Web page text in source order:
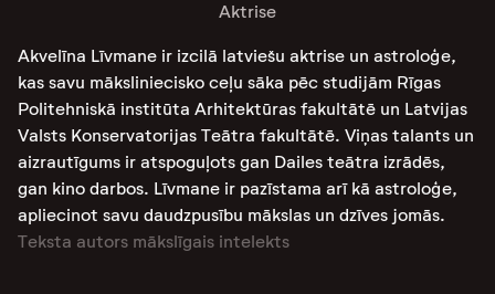
Aktrise
Akvelīna Līvmane ir izcilā latviešu aktrise un astroloģe,
kas savu māksliniecisko ceļu sāka pēc studijām Rīgas
Politehniskā institūta Arhitektūras fakultātē un Latvijas
Valsts Konservatorijas Teātra fakultātē. Viņas talants un
aizrautīgums ir atspoguļots gan Dailes teātra izrādēs,
gan kino darbos. Līvmane ir pazīstama arī kā astroloģe,
apliecinot savu daudzpusību mākslas un dzīves jomās.
Teksta autors mākslīgais intelekts